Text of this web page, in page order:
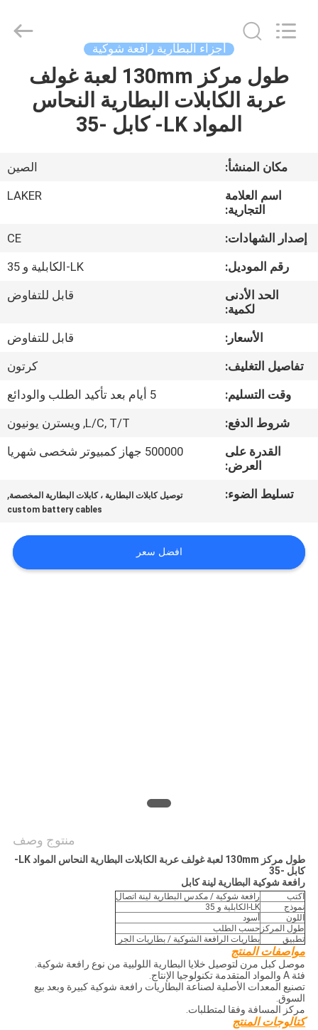
منزل
حول
جولة
المعمل
الجودة
اتصل
الموقع
AUTOPARTS
CO.,LIMITED.
أجزاء البطارية رافعة شوكية
طول مركز 130mm لعبة غولف
عربة الكابلات البطارية النحاس
المواد LK- كابل -35
مكان المنشأ:
الصين
اسم العلامة
التجارية:
LAKER
إصدار الشهادات:
CE
رقم الموديل:
LK-الكابلية و 35
الحد الأدنى
لكمية:
قابل للتفاوض
الأسعار:
قابل للتفاوض
تفاصيل التغليف:
كرتون
وقت التسليم:
5 أيام بعد تأكيد الطلب والودائع
شروط الدفع:
L/C, T/T, ويسترن يونيون
القدرة على
العرض:
500000 جهاز كمبيوتر شخصى شهريا
تسليط الضوء: توصيل كابلات البطارية ، كابلات البطارية المخصصة,
custom battery cables
افضل سعر
منتوج وصف
طول مركز 130mm لعبة غولف عربة الكابلات البطارية النحاس المواد LK-
كابل -35
رافعة شوكية البطارية لينة كابل
اكتب
رافعة شوكية / مكدس البطارية لينة اتصال
نموذج
LK-الكابلية و 35
اللون
أسود
طول المركز حسب الطلب
تطبيق
بطاريات الرافعة الشوكية / بطاريات الجر
مواصفات المنتج
موصل كبل مرن لتوصيل خلايا البطارية اللولبية من نوع رافعة شوكية.
فئة A والمواد المتقدمة تكنولوجيا الإنتاج.
تصنيع المعدات الأصلية لصناعة البطاريات رافعة شوكية كبيرة وبعد بيع
السوق.
مركز المسافة وفقا لمتطلبات.
كتالوجات المنتج